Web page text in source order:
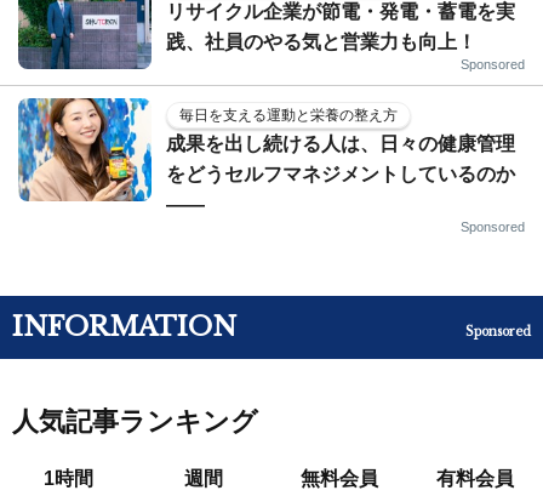
リサイクル企業が節電・発電・蓄電を実
践、社員のやる気と営業力も向上！
Sponsored
毎日を支える運動と栄養の整え方
成果を出し続ける人は、日々の健康管理
をどうセルフマネジメントしているのか
——
Sponsored
INFORMATION Sponsored
人気記事ランキング
1時間 週間 無料会員 有料会員